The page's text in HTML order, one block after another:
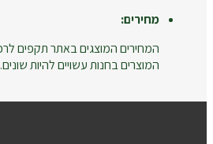
מחירים:
המחירים המוצגים באתר תקפים
המוצרים בחנות עשויים להיות שונים.